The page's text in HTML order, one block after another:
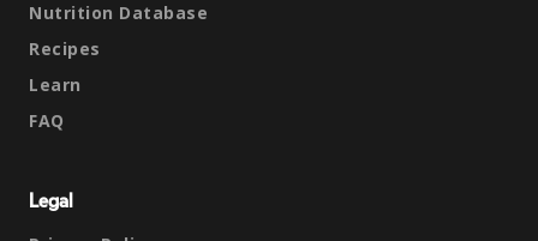
Nutrition Database
Recipes
Learn
FAQ
Legal